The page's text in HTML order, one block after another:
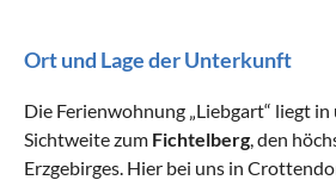
Ort und Lage der Unterkunft
Die Ferienwohnung „Liebgart“ liegt
Sichtweite zum Fichtelberg , den
Erzgebirges. Hier bei uns in